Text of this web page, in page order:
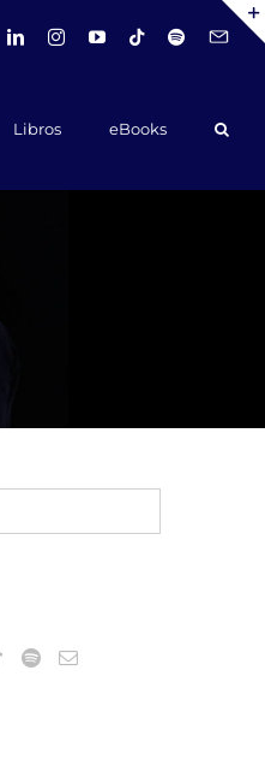
LinkedInInstagramYouTubeTiktokSpotify
Libros eBooks